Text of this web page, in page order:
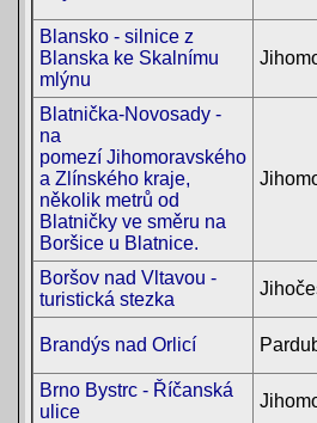
Blansko - silnice z
Blanska ke Skalnímu
mlýnu
Blatnička-Novosady -
na
pomezí Jihomoravského
a Zlínského kraje,
několik metrů od
Blatničky ve směru na
Boršice u Blatnice.
Boršov nad Vltavou -
turistická stezka
Brandýs nad Orlicí
Brno Bystrc - Říčanská
ulice